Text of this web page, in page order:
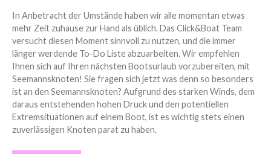
In Anbetracht der Umstände haben wir alle momentan etwas
mehr Zeit zuhause zur Hand als üblich. Das Click&Boat Team
versucht diesen Moment sinnvoll zu nutzen, und die immer
länger werdende To-Do Liste abzuarbeiten. Wir empfehlen
Ihnen sich auf Ihren nächsten Bootsurlaub vorzubereiten, mit
Seemannsknoten! Sie fragen sich jetzt was denn so besonders
ist an den Seemannsknoten? Aufgrund des starken Winds, dem
daraus entstehenden hohen Druck und den potentiellen
Extremsituationen auf einem Boot, ist es wichtig stets einen
zuverlässigen Knoten parat zu haben.